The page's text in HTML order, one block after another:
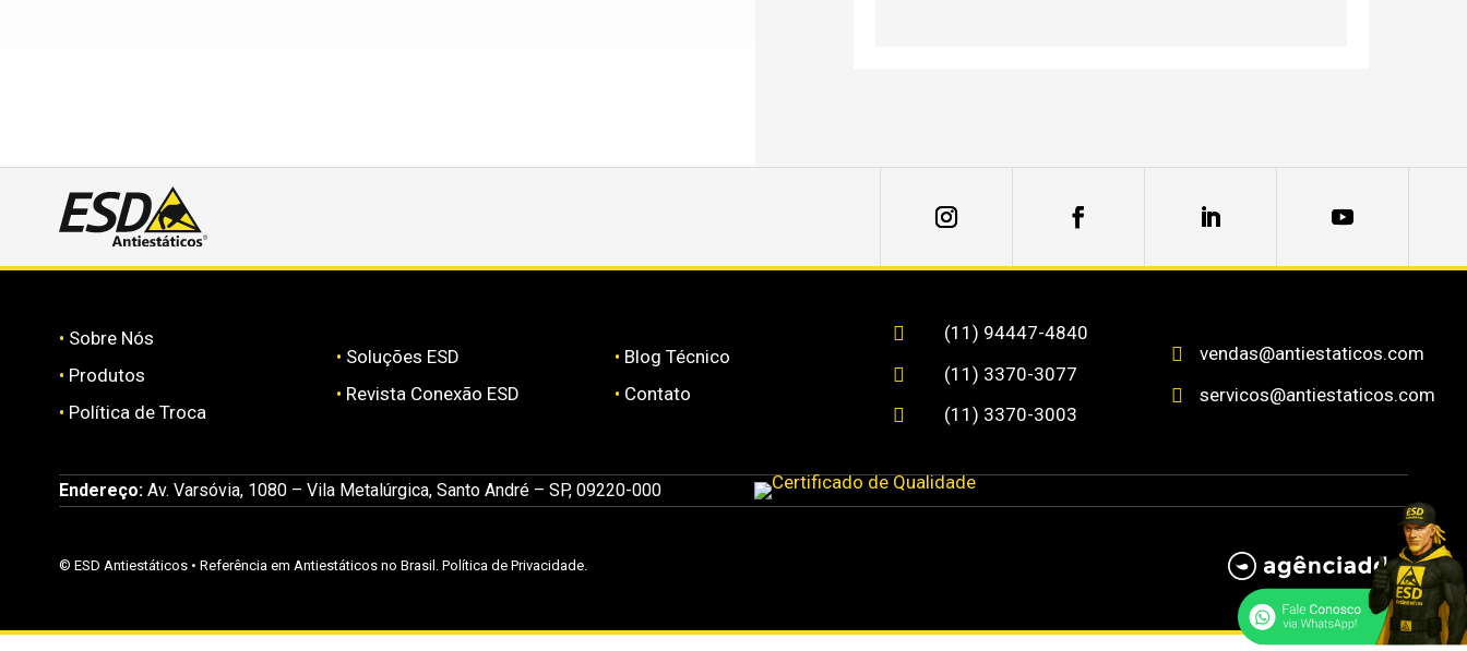
• Sobre Nós
• Produtos
• Política de Troca
• Soluções ESD
• Revista Conexão ESD
• Blog Técnico
• Contato

(11) 94447-4840

(11) 3370-3077

(11) 3370-3003

vendas@antiestaticos.com

servicos@antiestaticos.com
Endereço:Av. Varsóvia, 1080 – Vila Metalúrgica, Santo André – SP, 09220-000
© ESD Antiestáticos• Referência em Antiestáticos no Brasil. Política de Privacidade.